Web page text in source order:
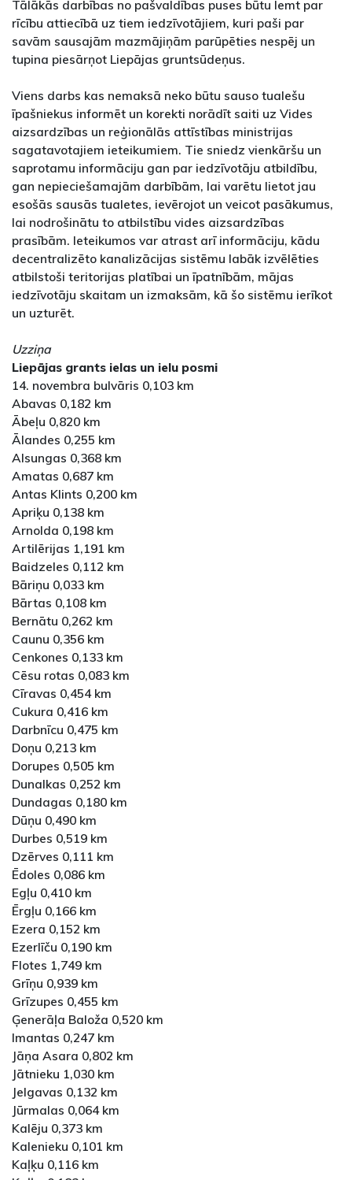
Tālākās darbības no pašvaldības puses būtu lemt par
rīcību attiecībā uz tiem iedzīvotājiem, kuri paši par
savām sausajām mazmājiņām parūpēties nespēj un
tupina piesārņot Liepājas gruntsūdeņus.
Viens darbs kas nemaksā neko būtu sauso tualešu
īpašniekus informēt un korekti norādīt saiti uz Vides
aizsardzības un reģionālās attīstības ministrijas
sagatavotajiem ieteikumiem. Tie sniedz vienkāršu un
saprotamu informāciju gan par iedzīvotāju atbildību,
gan nepieciešamajām darbībām, lai varētu lietot jau
esošās sausās tualetes, ievērojot un veicot pasākumus,
lai nodrošinātu to atbilstību vides aizsardzības
prasībām. Ieteikumos var atrast arī informāciju, kādu
decentralizēto kanalizācijas sistēmu labāk izvēlēties
atbilstoši teritorijas platībai un īpatnībām, mājas
iedzīvotāju skaitam un izmaksām, kā šo sistēmu ierīkot
un uzturēt.
Uzziņa
Liepājas grants ielas un ielu posmi
14. novembra bulvāris 0,103 km
Abavas 0,182 km
Ābeļu 0,820 km
Ālandes 0,255 km
Alsungas 0,368 km
Amatas 0,687 km
Antas Klints 0,200 km
Apriķu 0,138 km
Arnolda 0,198 km
Artilērijas 1,191 km
Baidzeles 0,112 km
Bāriņu 0,033 km
Bārtas 0,108 km
Bernātu 0,262 km
Caunu 0,356 km
Cenkones 0,133 km
Cēsu rotas 0,083 km
Cīravas 0,454 km
Cukura 0,416 km
Darbnīcu 0,475 km
Doņu 0,213 km
Dorupes 0,505 km
Dunalkas 0,252 km
Dundagas 0,180 km
Dūņu 0,490 km
Durbes 0,519 km
Dzērves 0,111 km
Ēdoles 0,086 km
Egļu 0,410 km
Ērgļu 0,166 km
Ezera 0,152 km
Ezerlīču 0,190 km
Flotes 1,749 km
Grīņu 0,939 km
Grīzupes 0,455 km
Ģenerāļa Baloža 0,520 km
Imantas 0,247 km
Jāņa Asara 0,802 km
Jātnieku 1,030 km
Jelgavas 0,132 km
Jūrmalas 0,064 km
Kalēju 0,373 km
Kalenieku 0,101 km
Kaļķu 0,116 km